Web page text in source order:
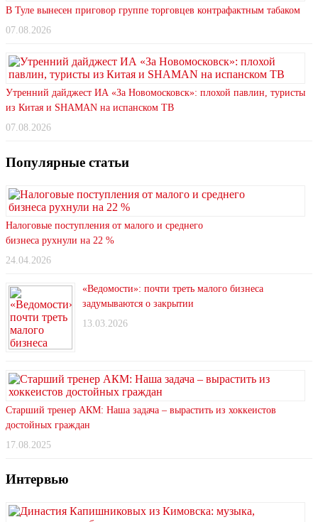
В Туле вынесен приговор группе торговцев контрафактным табаком
07.08.2026
Утренний дайджест ИА «За Новомосковск»: плохой павлин, туристы
из Китая и SHAMAN на испанском ТВ
07.08.2026
Популярные статьи
Налоговые поступления от малого и среднего
бизнеса рухнули на 22 %
24.04.2026
«Ведомости»: почти треть малого бизнеса
задумываются о закрытии
13.03.2026
Старший тренер АКМ: Наша задача – вырастить из хоккеистов
достойных граждан
17.08.2025
Интервью